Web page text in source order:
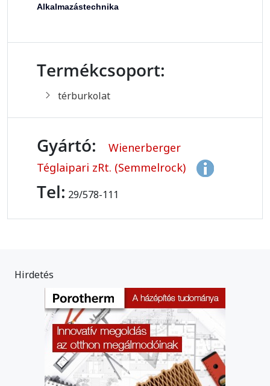
Alkalmazástechnika
Termékcsoport:
térburkolat
Gyártó:
Wienerberger
Téglaipari zRt. (Semmelrock)
Tel: 29/578-111
Hirdetés